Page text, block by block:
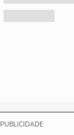
PUBLICIDADE